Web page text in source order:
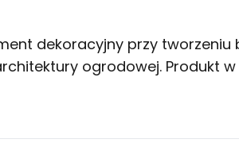
dekoracyjny przy tworzeniu
ogrodowej. Produkt w